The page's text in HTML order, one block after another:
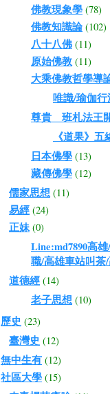
佛教現象學 (78)
佛教知識論 (102)
八十八佛 (11)
原始佛教 (11)
大乘佛教哲學導
唯識/瑜伽行
尊貴 班札法王
《道果》五
日本佛學 (13)
藏傳佛學 (12)
儒家思想 (11)
易經 (24)
正妹 (0)
Line:md7890高
職/高雄車站叫茶
道德經 (14)
老子思想 (10)
歷史 (23)
臺灣史 (12)
無中生有 (12)
社區大學 (15)